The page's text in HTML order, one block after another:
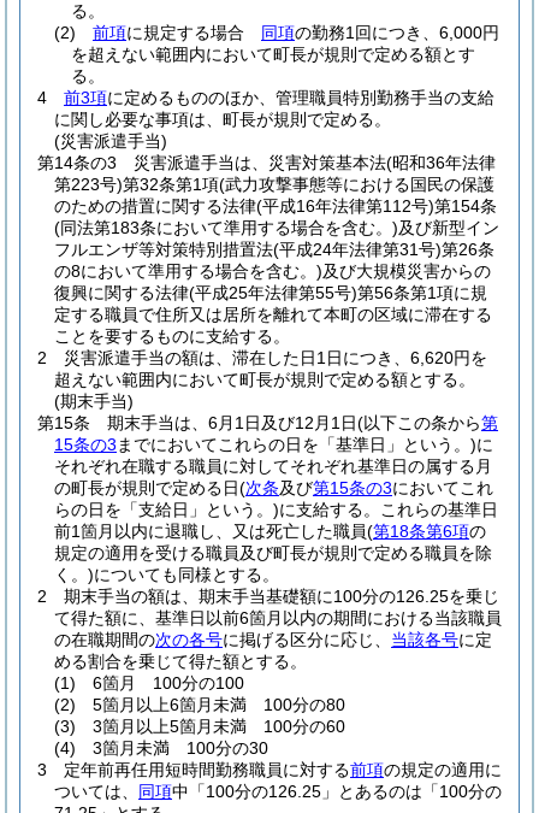
る。
(2)
前項に規定する場合 同項の勤務1回につき、6,000円
を超えない範囲内において町長が規則で定める額とす
る。
4
前3項に定めるもののほか、管理職員特別勤務手当の支給
に関し必要な事項は、町長が規則で定める。
(災害派遣手当)
第14条の3
災害派遣手当は、災害対策基本法(昭和36年法律
第223号)第32条第1項(武力攻撃事態等における国民の保護
のための措置に関する法律(平成16年法律第112号)第154条
(同法第183条において準用する場合を含む。)及び新型イン
フルエンザ等対策特別措置法(平成24年法律第31号)第26条
の8において準用する場合を含む。)及び大規模災害からの
復興に関する法律(平成25年法律第55号)第56条第1項に規
定する職員で住所又は居所を離れて本町の区域に滞在する
ことを要するものに支給する。
2
災害派遣手当の額は、滞在した日1日につき、6,620円を
超えない範囲内において町長が規則で定める額とする。
(期末手当)
第15条
期末手当は、6月1日及び12月1日(以下この条から第
15条の3 までにおいてこれらの日を「基準日」という。)に
それぞれ在職する職員に対してそれぞれ基準日の属する月
の町長が規則で定める日(次条及び第15条の3においてこれ
らの日を「支給日」という。)に支給する。
これらの基準日
前1箇月以内に退職し、又は死亡した職員(第18条第6項の
規定の適用を受ける職員及び町長が規則で定める職員を除
く。)についても同様とする。
2
期末手当の額は、期末手当基礎額に100分の126.25を乗じ
て得た額に、基準日以前6箇月以内の期間における当該職員
の在職期間の次の各号に掲げる区分に応じ、 当該各号に定
める割合を乗じて得た額とする。
(1)
6箇月 100分の100
(2)
5箇月以上6箇月未満 100分の80
(3)
3箇月以上5箇月未満 100分の60
(4)
3箇月未満 100分の30
3
定年前再任用短時間勤務職員に対する前項の規定の適用に
ついては、 同項中「100分の126.25」とあるのは「100分の